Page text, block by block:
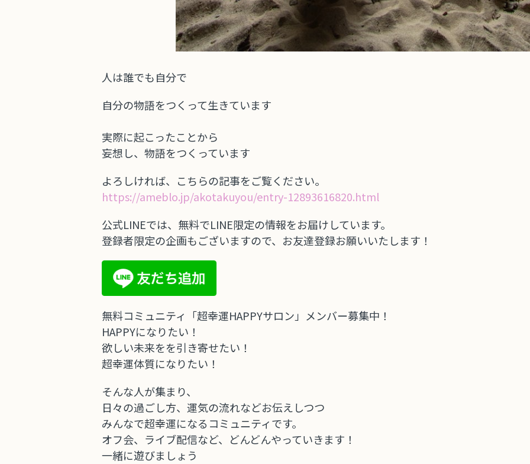
人は誰でも自分で
自分の物語をつくって生きています
実際に起こったことから
妄想し、物語をつくっています
よろしければ、こちらの記事をご覧ください。
https://ameblo.jp/akotakuyou/entry-12893616820.html
公式LINEでは、無料でLINE限定の情報をお届けしています。
登録者限定の企画もございますので、お友達登録お願いいたします！
無料コミュニティ「超幸運HAPPYサロン」メンバー募集中！
HAPPYになりたい！
欲しい未来をを引き寄せたい！
超幸運体質になりたい！
そんな人が集まり、
日々の過ごし方、運気の流れなどお伝えしつつ
みんなで超幸運になるコミュニティです。
オフ会、ライブ配信など、どんどんやっていきます！
一緒に遊びましょう